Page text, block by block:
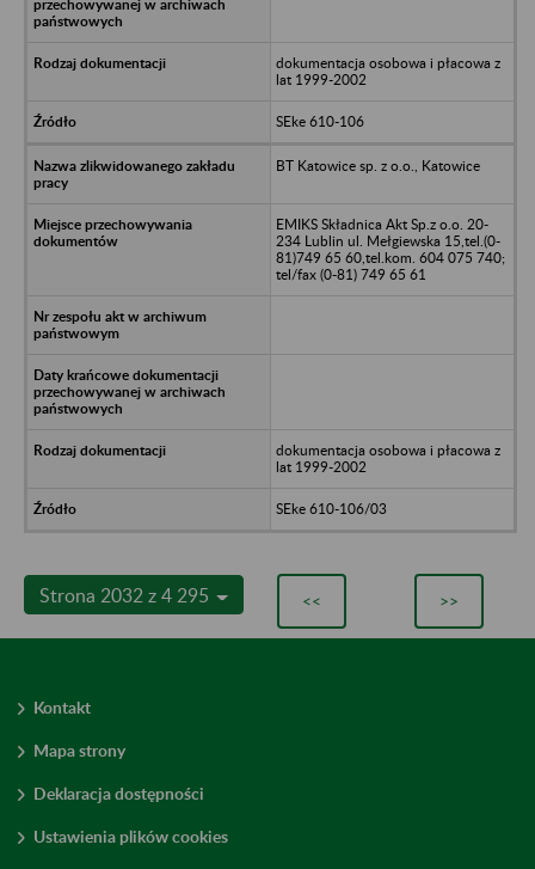
dokumentacja osobowa i płacowa z
lat 1999-2002
SEke 610-106
BT Katowice sp. z o.o., Katowice
EMIKS Składnica Akt Sp.z o.o. 20-
234 Lublin ul. Mełgiewska 15,tel.(0-
81)749 65 60,tel.kom. 604 075 740;
tel/fax (0-81) 749 65 61
dokumentacja osobowa i płacowa z
lat 1999-2002
SEke 610-106/03
Strona 2032 z 4 295 << >>
Kontakt
Mapa strony
Deklaracja dostępności
Ustawienia plików cookies